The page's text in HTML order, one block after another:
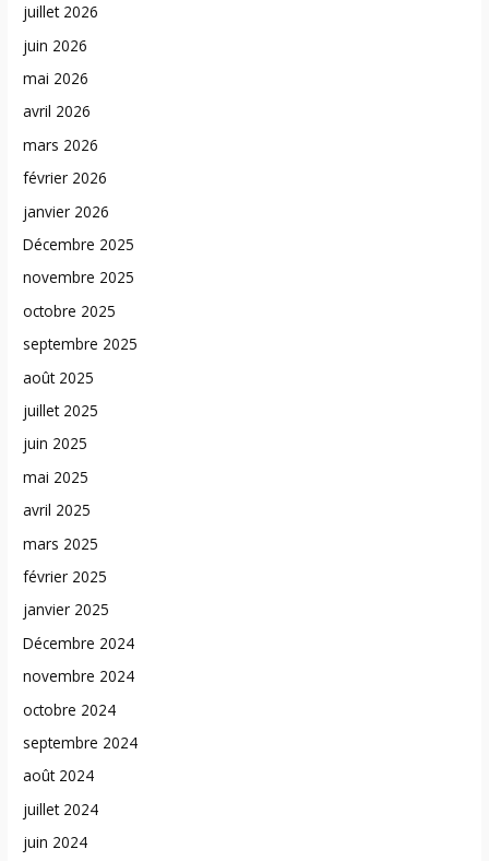
juillet 2026
juin 2026
mai 2026
avril 2026
mars 2026
février 2026
janvier 2026
Décembre 2025
novembre 2025
octobre 2025
septembre 2025
août 2025
juillet 2025
juin 2025
mai 2025
avril 2025
mars 2025
février 2025
janvier 2025
Décembre 2024
novembre 2024
octobre 2024
septembre 2024
août 2024
juillet 2024
juin 2024